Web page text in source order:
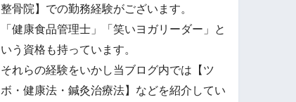
整骨院】での勤務経験がございます。
「健康食品管理士」「笑いヨガリーダー」と
いう資格も持っています。
それらの経験をいかし当ブログ内では【ツ
ボ・健康法・鍼灸治療法】などを紹介してい